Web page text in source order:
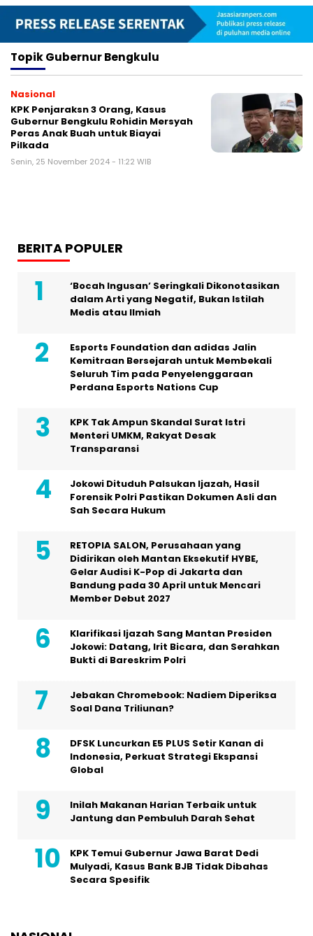
TopikGubernur Bengkulu
Nasional
KPK Penjaraksn 3 Orang, Kasus
Gubernur Bengkulu Rohidin Mersyah
Peras Anak Buah untuk Biayai
Pilkada
Senin, 25 November 2024 - 11:22 WIB
BERITA POPULER
‘Bocah Ingusan’ Seringkali Dikonotasikan
dalam Arti yang Negatif, Bukan Istilah
Medis atau Ilmiah
Esports Foundation dan adidas Jalin
Kemitraan Bersejarah untuk Membekali
Seluruh Tim pada Penyelenggaraan
Perdana Esports Nations Cup
KPK Tak Ampun Skandal Surat Istri
Menteri UMKM, Rakyat Desak
Transparansi
Jokowi Dituduh Palsukan Ijazah, Hasil
Forensik Polri Pastikan Dokumen Asli dan
Sah Secara Hukum
RETOPIA SALON, Perusahaan yang
Didirikan oleh Mantan Eksekutif HYBE,
Gelar Audisi K-Pop di Jakarta dan
Bandung pada 30 April untuk Mencari
Member Debut 2027
Klarifikasi Ijazah Sang Mantan Presiden
Jokowi: Datang, Irit Bicara, dan Serahkan
Bukti di Bareskrim Polri
Jebakan Chromebook: Nadiem Diperiksa
Soal Dana Triliunan?
DFSK Luncurkan E5 PLUS Setir Kanan di
Indonesia, Perkuat Strategi Ekspansi
Global
Inilah Makanan Harian Terbaik untuk
Jantung dan Pembuluh Darah Sehat
KPK Temui Gubernur Jawa Barat Dedi
Mulyadi, Kasus Bank BJB Tidak Dibahas
Secara Spesifik